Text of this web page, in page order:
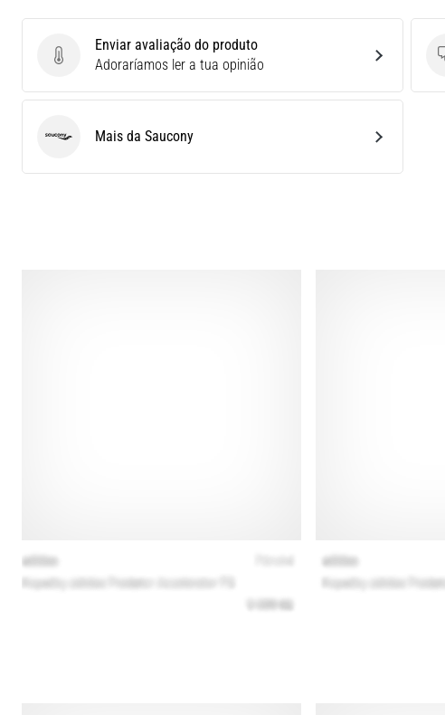
Enviar avaliação do produto
Enviar avaliação do produto
Adoraríamos ler a tua opinião
SauconyMais da Saucony